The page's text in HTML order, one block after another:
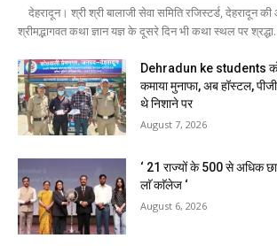
देहरादून। श्री श्री बालाजी सेवा समिति रजिस्टर्ड, देहरादून
श्रीमद्भागवत कथा ज्ञान यज्ञ के दूसरे दिन भी कथा स्थल पर
Dehradun ke students
कमाया मुनाफा, अब हॉस्टल,
थे निशाने पर
August 7, 2026
‘ 21 राज्यों के 500 से अधिक
लाॅ काॅलेज ‘
August 6, 2026